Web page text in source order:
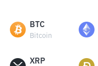
BTC
Bitcoin
XRP